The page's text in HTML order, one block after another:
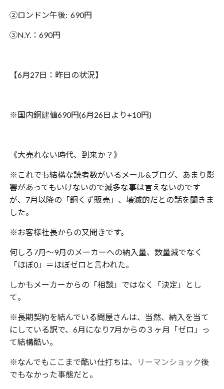
②ロンドン午後: 690円
③N.Y.：690円
【6月27日：昨日の状況】
※国内銅建値690円(6月26日より+10円)
《大売れない時代、到来か？》
※これでも結構な読者数がいるメール&ブログ、あまり影
響があってもいけないので滅多な事は言えないのです
が、7月以降の「銅くず販売」、壊滅的だとの話を聞きま
した。
※お客様社長からの又聞きです。
何しろ7月〜9月のメーカーへの納入量、数量減でなく
「ほぼ0」＝ほぼゼロと言われた。
しかもメーカーからの「相談」ではなく「決定」とし
て。
※長期契約を結んでいる問屋さんは、当然、納入を当て
にしている訳で、6月になり7月からの３ヶ月「ゼロ」っ
て結構酷い。
※なんでもここまで酷い仕打ちは、 リーマンショック後
でもなかった事態だと。